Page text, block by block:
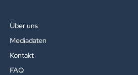
Über uns
Mediadaten
Kontakt
FAQ